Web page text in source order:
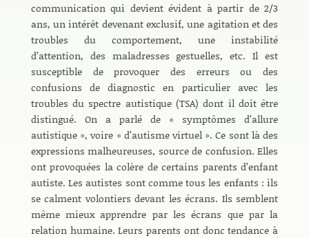
communication qui devient évident à partir de 2/3
ans, un intérêt devenant exclusif, une agitation et des
troubles du comportement, une instabilité
d’attention, des maladresses gestuelles, etc. Il est
susceptible de provoquer des erreurs ou des
confusions de diagnostic en particulier avec les
troubles du spectre autistique (TSA) dont il doit être
distingué. On a parlé de « symptômes d’allure
autistique », voire « d’autisme virtuel ». Ce sont là des
expressions malheureuses, source de confusion. Elles
ont provoquées la colère de certains parents d’enfant
autiste. Les autistes sont comme tous les enfants : ils
se calment volontiers devant les écrans. Ils semblent
même mieux apprendre par les écrans que par la
relation humaine. Leurs parents ont donc tendance à